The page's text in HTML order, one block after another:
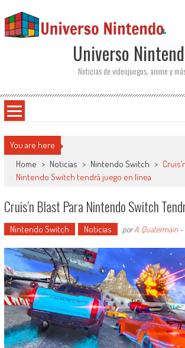
Universo
Noticias de videojuegos, anime y
You are here
Home > Noticias > Nintendo Switch >
Nintendo Switch tendrá juego en línea
Cruis’n Blast Para Nintendo Switch
Nintendo Switch Noticias porA. Quatermain-